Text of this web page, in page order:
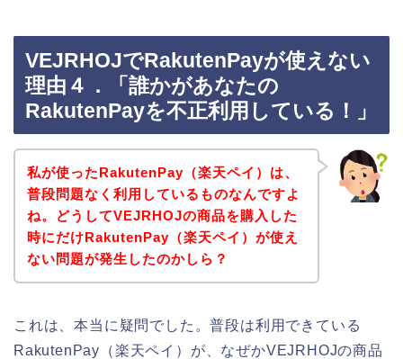
VEJRHOJでRakutenPayが使えない
理由４．「誰かがあなたの
RakutenPayを不正利用している！」
私が使ったRakutenPay（楽天ペイ）は、
普段問題なく利用しているものなんですよ
ね。どうしてVEJRHOJの商品を購入した
時にだけRakutenPay（楽天ペイ）が使え
ない問題が発生したのかしら？
これは、本当に疑問でした。普段は利用できている
RakutenPay（楽天ペイ）が、なぜかVEJRHOJの商品